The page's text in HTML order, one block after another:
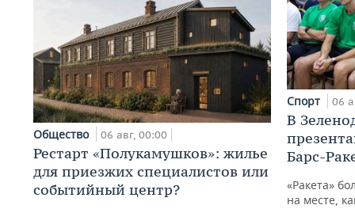
Общество 06 авг, 00:00
Рестарт «Полукамушков»: жилье
для приезжих специалистов или
событийный центр?
Спорт 06
В
Барс-
«Ракета»
на месте,